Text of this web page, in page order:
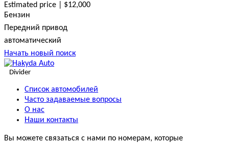
Estimated price | $12,000
Бензин
Передний привод
автоматический
Начать новый поиск
Divider
Список автомобилей
Часто задаваемые вопросы
О нас
Наши контакты
Вы можете связаться с нами по номерам, которые